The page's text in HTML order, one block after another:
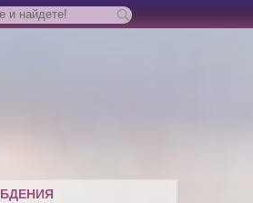
БДЕНИЯ